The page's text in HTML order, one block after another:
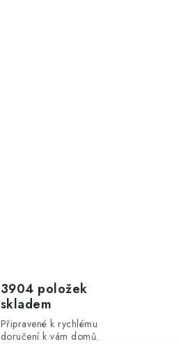
3904 položek
skladem
Připravené k rychlému
doručení k vám domů.